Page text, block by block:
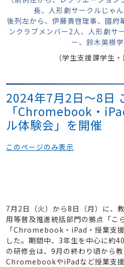
長、人形劇サークルじゃ
後列左から、伊藤貴啓理事、國府
ンクラブメンバー2人、人形劇サ
ー、鈴木英樹学
（学生支援課学生
2024年7月2日～8日
「Chromebook・
ル体験会」を開催
このページのみ表示
7月2日（火）から8日（月）に、
用等普及推進統括部門の拠点「こ
「Chromebook・iPad・授業支
した。期間中、3年生を中心に約
の研修会は、9月の終わり頃から教
ChromebookやiPadなど授業支